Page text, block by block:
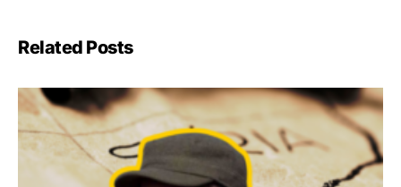
Related Posts